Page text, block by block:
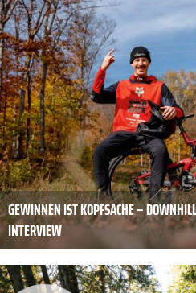
GEWINNEN IST KOPFSACHE –
INTERVIEW